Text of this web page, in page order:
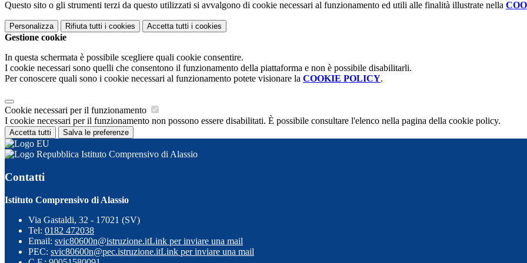
Questo sito o gli strumenti terzi da questo utilizzati si avvalgono di cookie necessari al funzionamento ed utili alle finalità illustrate nella
Personalizza Rifiuta tutti i cookies Accetta tutti i cookies
Gestione cookie
In questa schermata è possibile scegliere quali cookie consentire.
I cookie necessari sono quelli che consentono il funzionamento della piattaforma e non è possibile disabilitarli.
Per conoscere quali sono i cookie necessari al funzionamento potete visionare la COOKIE POLICY.
Cookie necessari per il funzionamento
I cookie necessari per il funzionamento non possono essere disabilitati. È possibile consultare l'elenco nella pagina della cookie policy.
Accetta tutti Salva le preferenze
Istituto Comprensivo di Alassio
Contatti
Istituto Comprensivo di Alassio
Via Gastaldi, 32 - 17021 (SV)
Tel: 0182 472038
Email: svic80600n@istruzione.itLink per inviare una mail
PEC: svic80600n@pec.istruzione.itLink per inviare una mail